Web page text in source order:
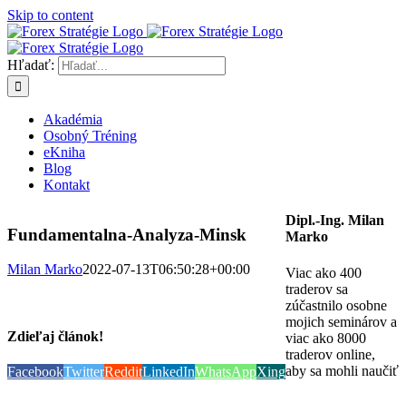
Skip to content
Hľadať:
Akadémia
Osobný Tréning
eKniha
Blog
Kontakt
Fundamentalna-Analyza-Minsk
Milan Marko2022-07-13T06:50:28+00:00
Zdieľaj článok!
FacebookTwitterRedditLinkedInWhatsAppXing
Dipl.-Ing. Milan
Marko
Viac ako 400
traderov sa
zúčastnilo osobne
mojich seminárov a
viac ako 8000
traderov online,
aby sa mohli naučiť